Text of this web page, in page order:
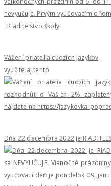
Vážení priatelia cudzích jazykov,
využite aj tento
Dňa 22.decembra 2022 je